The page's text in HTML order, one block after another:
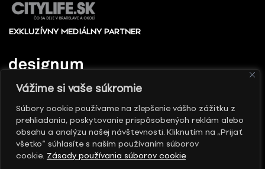
Vážime si vaše súkromie
Súbory cookie používame na zlepšenie vášho zážitku z
prehliadania, poskytovanie prispôsobených reklám alebo
obsahu a analýzu našej návštevnosti. Kliknutím na „Prijať
všetko“ súhlasíte s naším používaním súborov
cookie. Zásady používania súborov cookie
EXKLUZÍVNY MEDIÁLNY PARTNER
© 2010 - 2026 Slovenské centrum dizajnu, Všetky
práva vyhradené